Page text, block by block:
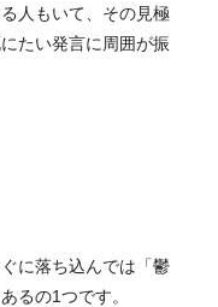
人もいて、その見極
たい発言に周囲が振
に落ち込んでは「鬱
るの1つです。